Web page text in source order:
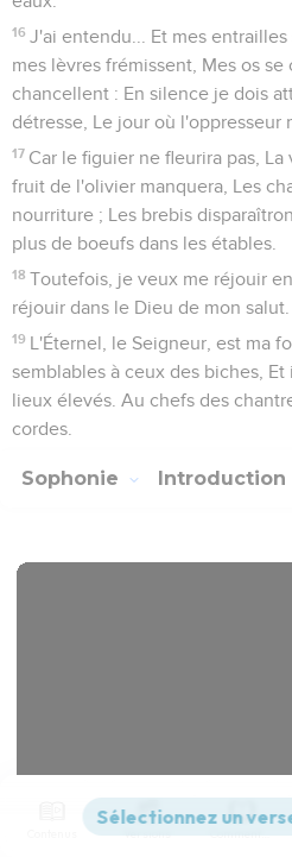
16 J'ai entendu... Et mes
mes lèvres frémissent, Mes os
chancellent : En silence je dois
détresse, Le jour où l'oppresseur
17 Car le figuier ne fleurira pas,
fruit de l'olivier manquera, Les
nourriture ; Les brebis
plus de boeufs dans les étables.
18 Toutefois, je veux me réjouir
réjouir dans le Dieu de mon salut.
19 L'Éternel, le Seigneur, est ma
semblables à ceux des biches,
lieux élevés. Au chefs des
cordes.
Sophonie Introduction
Versions Commentaires